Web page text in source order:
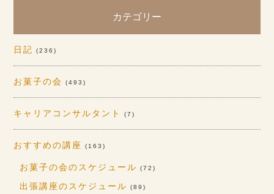
カテゴリー
日記 (236)
お菓子の会 (493)
キャリアコンサルタント (7)
おすすめの講座 (163)
お菓子の会のスケジュール (72)
出張講座のスケジュール (89)